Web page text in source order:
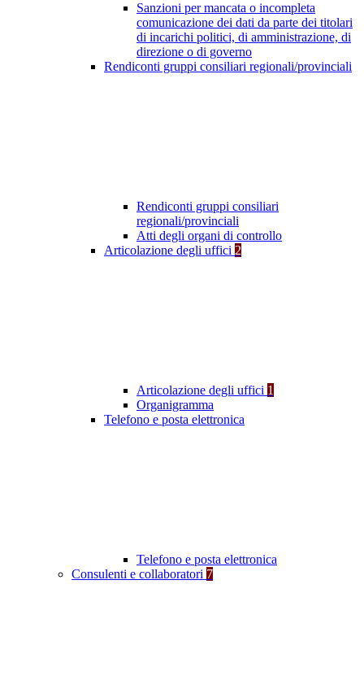
Sanzioni per mancata o incompleta
comunicazione dei dati da parte dei titolari
di incarichi politici, di amministrazione, di
direzione o di governo
Rendiconti gruppi consiliari regionali/provinciali
Rendiconti gruppi consiliari
regionali/provinciali
Atti degli organi di controllo
Articolazione degli uffici 2
Articolazione degli uffici 1
Organigramma
Telefono e posta elettronica
Telefono e posta elettronica
Consulenti e collaboratori 7